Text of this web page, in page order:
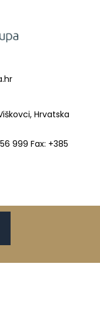
Hrvatska
999 Fax: +385